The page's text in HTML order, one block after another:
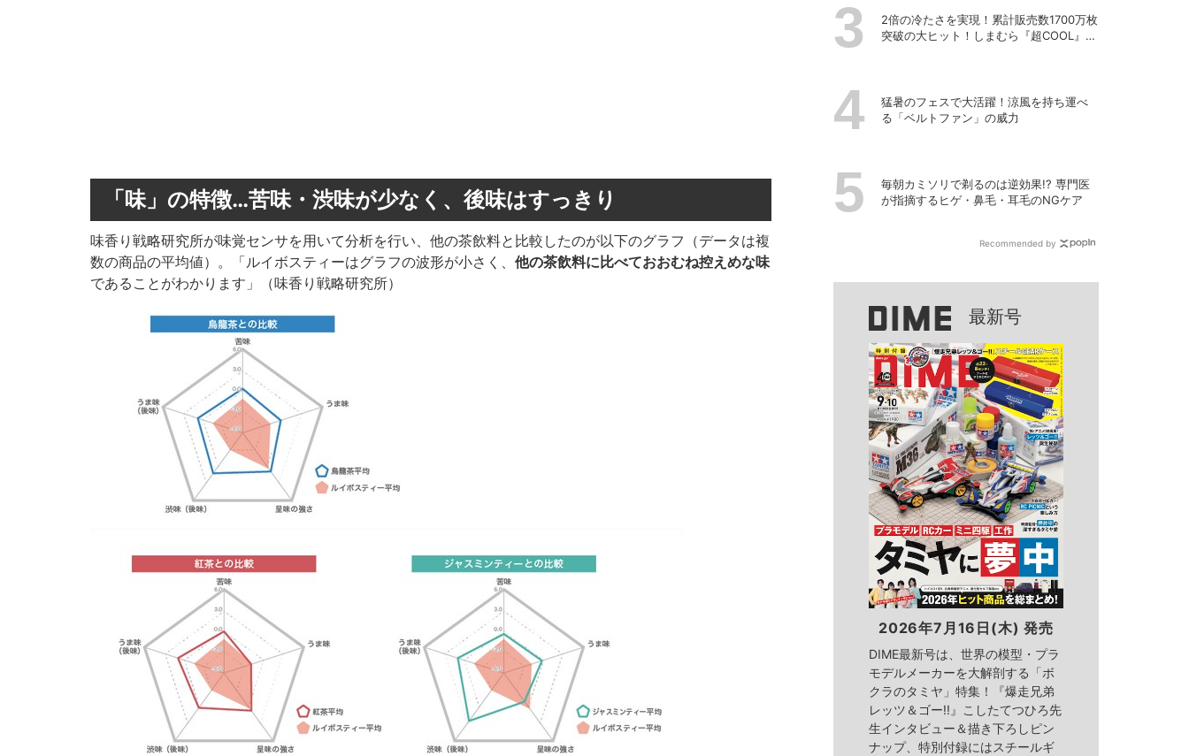
「味」の特徴…苦味・渋味が少なく、後味はすっきり
味香り戦略研究所が味覚センサを用いて分析を行い、他の茶飲料と比較したのが以下のグラフ（データは複
数の商品の平均値）。「ルイボスティーはグラフの波形が小さく、 他の茶飲料に比べておおむね控えめな味
であることがわかります」（味香り戦略研究所）
2倍の冷たさを実現！累計販売数1700万枚
突破の大ヒット！しまむら『超COOL』シ
猛暑のフェスで大活躍！涼風を持ち運べ
る「ベルトファン」の威力
毎朝カミソリで剃るのは逆効果!? 専門医
が指摘するヒゲ・鼻毛・耳毛のNGケア
Recommended by
最新号
2026年7月16日(木) 発売
DIME最新号は、世界の模型・プラ
モデルメーカーを大解剖する「ボ
クラのタミヤ」特集！『爆走兄弟
レッツ＆ゴー!!』こしたてつひろ先
生インタビュー＆描き下ろしピン
ナップ、特別付録にはスチールギ